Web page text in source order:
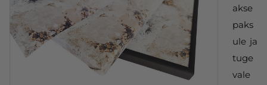
akse
paks
ule ja
tuge
vale